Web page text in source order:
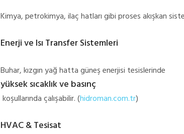
Kimya, petrokimya, ilaç hatları gibi proses akışkan
Enerji ve Isı Transfer Sistemleri
Buhar, kızgın yağ hatta güneş enerjisi tesislerinde
yüksek sıcaklık ve basınç
koşullarında çalışabilir. (hidroman.com.tr)
HVAC & Tesisat